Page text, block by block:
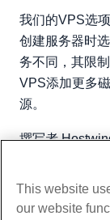
我们的VPS选
创建服务器时
务不同，其限
VPS添加更多
源。
撰写者
This website
our website